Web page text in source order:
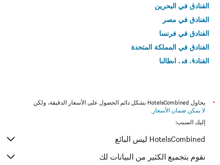
الفنادق في البحرين
الفنادق في مصر
الفنادق في فرنسا
الفنادق في المملكة المتحدة
الفنادق في إيطاليا
*
يحاول HotelsCombined بشكل دائم الحصول على الأسعار الدقيقة، ولكن
لا يمكن ضمان الأسعار .
إليك السبب:
HotelsCombined ليس البائع
نقوم بتجميع الكثير من البيانات لك